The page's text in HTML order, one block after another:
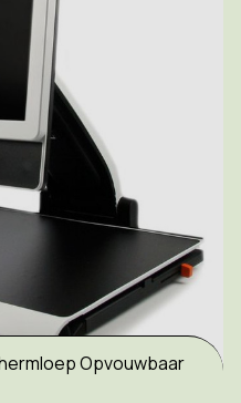
Opvouwbaar